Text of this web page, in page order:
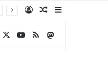
AnmeldenZufälliger
Facebook YouTube
RSS